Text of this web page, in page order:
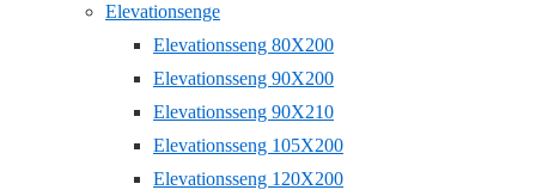
Elevationsenge
Elevationsseng 80X200
Elevationsseng 90X200
Elevationsseng 90X210
Elevationsseng 105X200
Elevationsseng 120X200